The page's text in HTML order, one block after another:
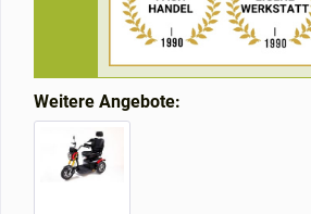
Weitere Angebote: